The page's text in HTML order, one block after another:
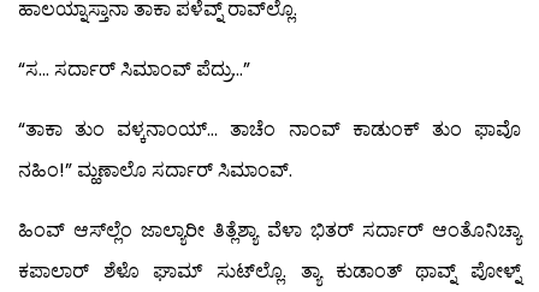
ಹಾಲಯ್ನಾಸ್ತಾನಾ ತಾಕಾ ಪಳೆವ್ನ್ ರಾವ್‍ಲ್ಲೊ.
“ಸ… ಸರ್ದಾರ್ ಸಿಮಾಂವ್ ಪೆದ್ರು…”
“ತಾಕಾ ತುಂ ವಳ್ಕನಾಂಯ್… ತಾಚೆಂ ನಾಂವ್ ಕಾಡುಂಕ್ ತುಂ ಫಾವೊ
ನಹಿಂ!” ಮ್ಹಣಾಲೊ ಸರ್ದಾರ್ ಸಿಮಾಂವ್.
ಹಿಂವ್ ಆಸ್‍ಲ್ಲೆಂ ಜಾಲ್ಯಾರೀ ತಿತ್ಲೆಶ್ಯಾ ವೆಳಾ ಭಿತರ್ ಸರ್ದಾರ್ ಆಂತೊನಿಚ್ಯಾ
ಕಪಾಲಾರ್ ಶೆಳೊ ಘಾಮ್ ಸುಟ್‍ಲ್ಲೊ. ತ್ಯಾ ಕುಡಾಂತ್ ಥಾವ್ನ್ ಪೋಳ್ನ್